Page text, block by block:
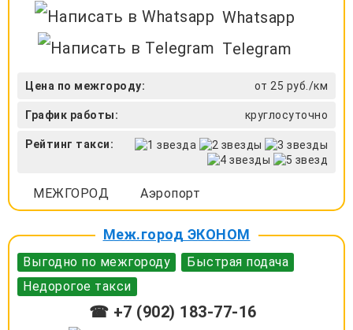
Whatsapp
Telegram
Цена по межгороду: от 25 руб./км
График работы: круглосуточно
Рейтинг такси:
МЕЖГОРОД Аэропорт
Меж.город ЭКОНОМ
Выгодно по межгороду
Быстрая подача
Недорогое такси
☎ +7 (902) 183-77-16